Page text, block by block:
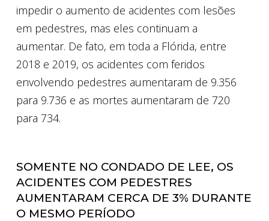
impedir o aumento de acidentes com lesões
em pedestres, mas eles continuam a
aumentar. De fato, em toda a Flórida, entre
2018 e 2019, os acidentes com feridos
envolvendo pedestres aumentaram de 9.356
para 9.736 e as mortes aumentaram de 720
para 734.
SOMENTE NO CONDADO DE LEE, OS
ACIDENTES COM PEDESTRES
AUMENTARAM CERCA DE 3% DURANTE
O MESMO PERÍODO